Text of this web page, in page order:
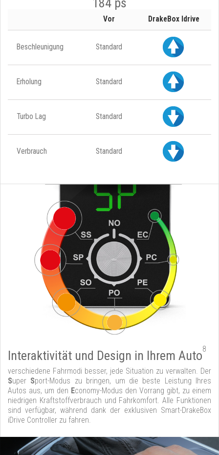
Vor DrakeBox Idrive
Beschleunigung Standard
Erholung Standard
Turbo Lag Standard
Verbrauch Standard
Interaktivität und Design in Ihrem Auto8
verschiedene Fahrmodi besser, jede Situation zu verwalten. Der
Super Sport-Modus zu bringen, um die beste Leistung Ihres
Autos aus, um den Economy-Modus den Vorrang gibt, zu einem
niedrigen Kraftstoffverbrauch und Fahrkomfort. Alle Funktionen
sind verfügbar, während dank der exklusiven Smart-DrakeBox
iDrive Controller zu fahren.